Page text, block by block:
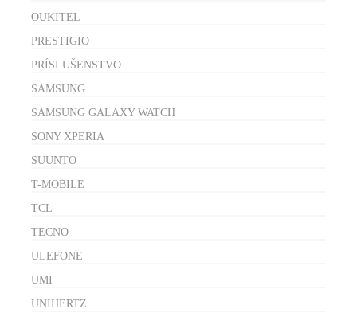
OUKITEL
PRESTIGIO
PRÍSLUŠENSTVO
SAMSUNG
SAMSUNG GALAXY WATCH
SONY XPERIA
SUUNTO
T-MOBILE
TCL
TECNO
ULEFONE
UMI
UNIHERTZ